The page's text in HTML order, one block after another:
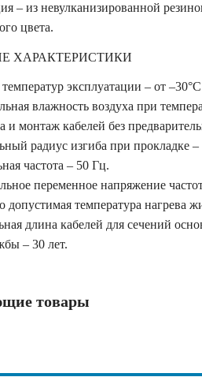
– из невулканизированной
цвета.
ХАРАКТЕРИСТИКИ
эксплуатации – от
влажность воздуха при
и монтаж кабелей без
радиус изгиба при прокладке –
частота – 50 Гц.
переменное напряжение
допустимая температура нагрева
длина кабелей для сечений
– 30 лет.
товары